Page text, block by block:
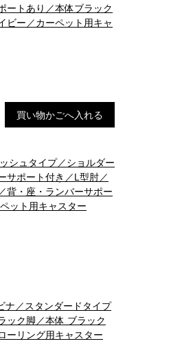
ートあり／本体ブラック
ビー／カーペット用キャ
買い物かごへ入れる
シュタイプ／ショルダー
サポート付き／L型肘／
背・座・ランバーサポー
ット用キャスター
ナ／スタンダードタイプ
ック脚／本体 ブラック
ーリング用キャスター